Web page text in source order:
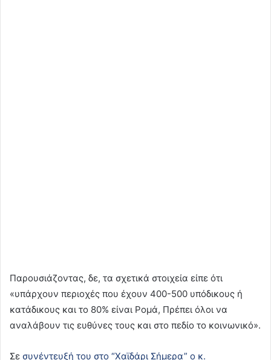
Παρουσιάζοντας, δε, τα σχετικά στοιχεία είπε ότι
«υπάρχουν περιοχές που έχουν 400-500 υπόδικους ή
κατάδικους και το 80% είναι Ρομά, Πρέπει όλοι να
αναλάβουν τις ευθύνες τους και στο πεδίο το κοινωνικό».
Σε συνέντευξή του στο “Χαϊδάρι Σήμερα” ο κ.